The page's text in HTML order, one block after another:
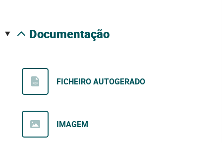
documentação
FICHEIRO AUTOGERADO
IMAGEM